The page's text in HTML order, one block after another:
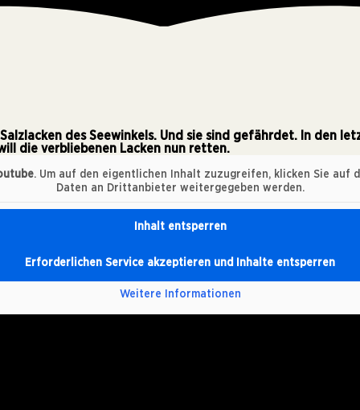
des Seewinkels. Und sie sind gefährdet. In den
die verbliebenen Lacken nun retten.
. Um auf den eigentlichen Inhalt zuzugreifen, klicken Sie auf
Daten an Drittanbieter weitergegeben werden.
Inhalt entsperren
Erforderlichen Service akzeptieren und Inhalte entsperren
Weitere Informationen